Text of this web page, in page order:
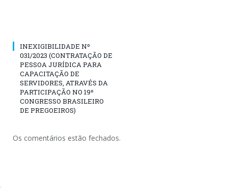
INEXIGIBILIDADE Nº
031/2023 (CONTRATAÇÃO DE
PESSOA JURÍDICA PARA
CAPACITAÇÃO DE
SERVIDORES, ATRAVÉS DA
PARTICIPAÇÃO NO 19º
CONGRESSO BRASILEIRO
DE PREGOEIROS)
Os comentários estão fechados.